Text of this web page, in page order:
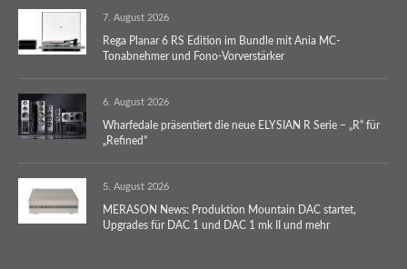
7. August 2026
Rega Planar 6 RS Edition im Bundle mit Ania MC-
Tonabnehmer und Fono-Vorverstärker
6. August 2026
Wharfedale präsentiert die neue ELYSIAN R Serie – „R“ für
„Refined“
5. August 2026
MERASON News: Produktion Mountain DAC startet,
Upgrades für DAC 1 und DAC 1 mk II und mehr